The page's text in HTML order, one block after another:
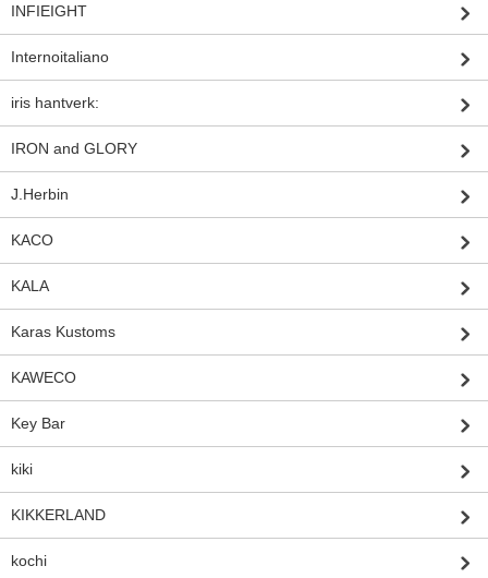
INFIEIGHT
Internoitaliano
iris hantverk:
IRON and GLORY
J.Herbin
KACO
KALA
Karas Kustoms
KAWECO
Key Bar
kiki
KIKKERLAND
kochi